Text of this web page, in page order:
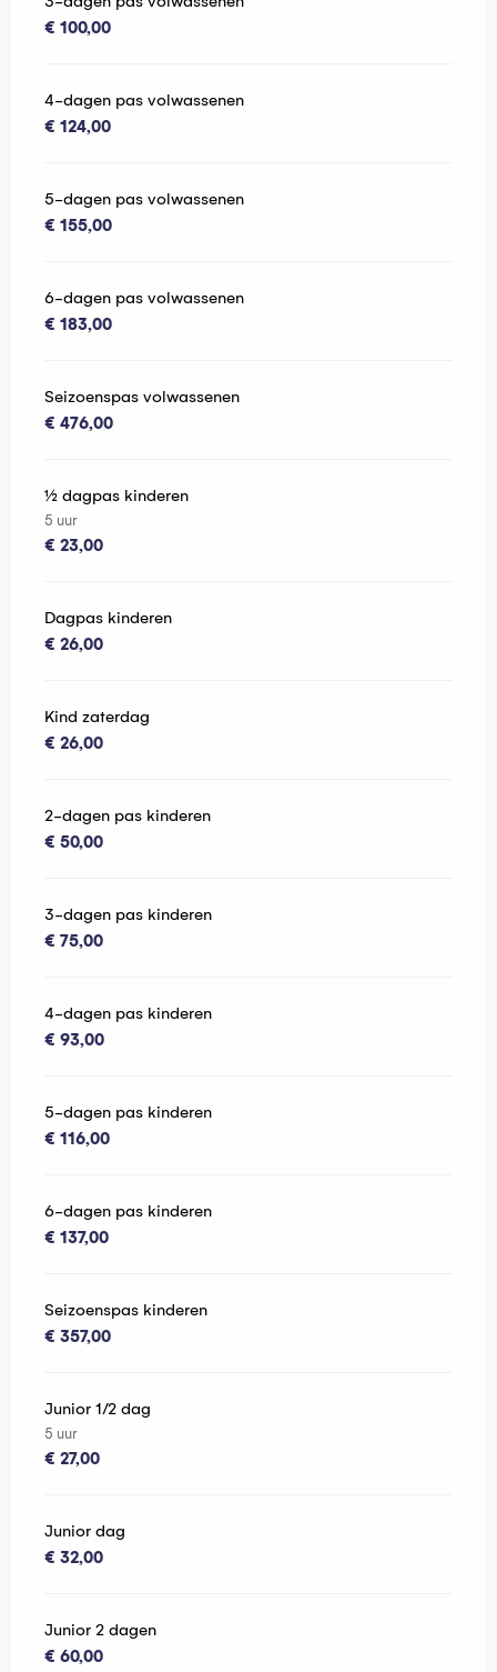
€ 100,00
4-dagen pas volwassenen
€ 124,00
5-dagen pas volwassenen
€ 155,00
6-dagen pas volwassenen
€ 183,00
Seizoenspas volwassenen
€ 476,00
½ dagpas kinderen
5 uur
€ 23,00
Dagpas kinderen
€ 26,00
Kind zaterdag
€ 26,00
2-dagen pas kinderen
€ 50,00
3-dagen pas kinderen
€ 75,00
4-dagen pas kinderen
€ 93,00
5-dagen pas kinderen
€ 116,00
6-dagen pas kinderen
€ 137,00
Seizoenspas kinderen
€ 357,00
Junior 1/2 dag
5 uur
€ 27,00
Junior dag
€ 32,00
Junior 2 dagen
€ 60,00